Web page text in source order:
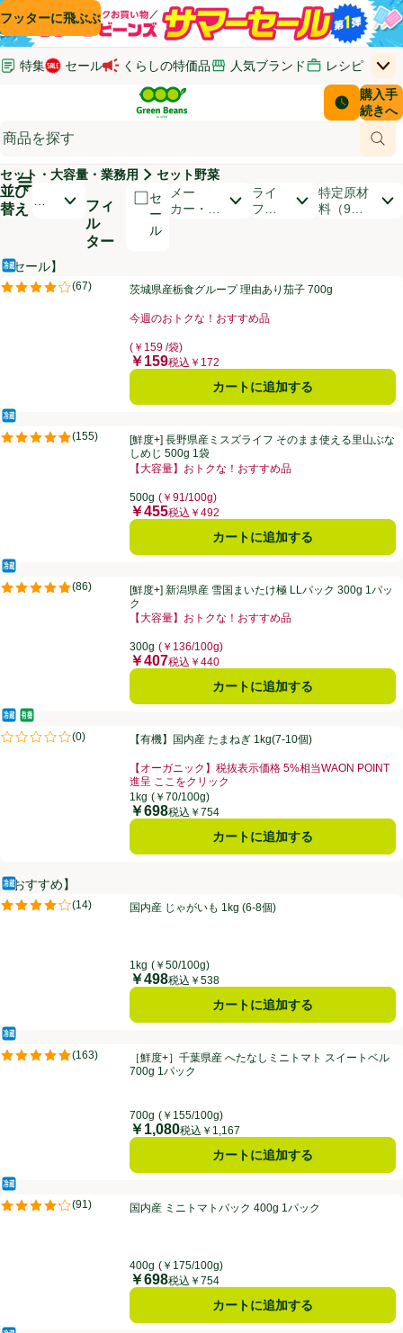
コンテンツに飛ぶ
検索に飛ぶ
フッターに飛ぶ
特集 セール くらしの特価品 人気ブランド レシピ
はじめてのお買い物ガイド
(新しいウィンドウで開く) (新しいウィンドウで開く)
サポート・ヘルプ・お問い合わせ
(新しいウィンドウで開く)
上
Green Beans
商
配送日時
購入手
続きへ
お客さ
￥0
メインメニュ―ボタン
セット・大容量・業務用 セット野菜
並び
替え
開いて並び替えオプションのリストを見る
順
フィ
ル
ター
セ
ー
ル
メー
カー・ブ
ライ
フス
特定原材
料（9品
商品リスト
【セール】
茨城県産栃食グループ 理由あり茄子 700g
冷蔵食品
(67)
評価は67件のレビューで5点中4.1点。茨城県産栃食グループ 理由あり茄子 700g
今週のおトクな！おすすめ品
(￥159 /袋)
価格
￥159税込￥172
カートに追加する
[鮮度+] 長野県産ミスズライフ そのまま使える里山ぶなしめじ 500g 1
冷蔵食品
(155)
評価は155件のレビューで5点中4.9点。[鮮度+] 長野県産ミスズライフ そのまま使える里山ぶな
しめじ 500g 1袋
【大容量】おトクな！おすすめ品
500g (￥91/100g)
価格
￥455税込￥492
カートに追加する
[鮮度+] 新潟県産 雪国まいたけ極 LLパック 300g 1パック
冷蔵食品
(86)
評価は86件のレビューで5点中4.9点。[鮮度+] 新潟県産 雪国まいたけ極 LLパック 300g 1パッ
ク
【大容量】おトクな！おすすめ品
300g (￥136/100g)
価格
￥407税込￥440
カートに追加する
【有機】国内産 たまねぎ 1kg(7-10個)
冷蔵食品
オーガニック/有機
(0)
評価は0件のレビューで5点中0.0点。【有機】国内産 たまねぎ 1kg(7-10個)
【オーガニック】税抜表示価格 5%相当WAON POINT
進呈 ここをクリック
お買い得品名：【オーガニック】税抜表示価格 5%相
1kg (￥70/100g)
価格
￥698税込￥754
カートに追加する
【おすすめ】
国内産 じゃがいも 1kg (6-8個)
冷蔵食品
(14)
評価は14件のレビューで5点中4.1点。
国内産 じゃがいも 1kg (6-8個)
1kg (￥50/100g)
価格
￥498税込￥538
カートに追加する
［鮮度+］千葉県産 へたなしミニトマト スイートベル 700g 1パック
冷蔵食品
(163)
評価は163件のレビューで5点中4.8点。［鮮度+］千葉県産 へたなしミニトマト スイートベル
700g 1パック
700g (￥155/100g)
価格
￥1,080税込￥1,167
カートに追加する
国内産 ミニトマトパック 400g 1パック
冷蔵食品
(91)
評価は91件のレビューで5点中4.2点。国内産 ミニトマトパック 400g 1パック
400g (￥175/100g)
価格
￥698税込￥754
カートに追加する